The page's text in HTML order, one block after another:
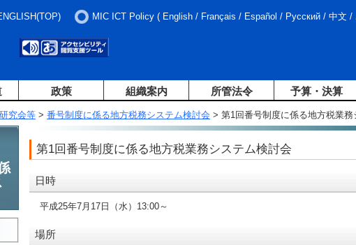
MIC ICT Policy ( English / Français / Español / Русский / 中文 /
政策 組織案内 所管法令 予算・決算
研究会等 > 番号制度に係る地方税務システム検討会 > 第1回番号制度に係る地方税業務
第1回番号制度に係る地方税業務システム検討会
日時
平成25年7月17日（水）13:00～
場所